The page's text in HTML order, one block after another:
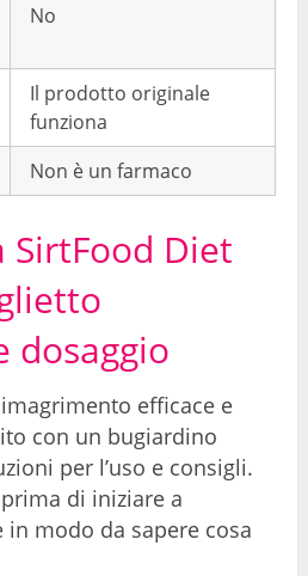
No
Il prodotto originale
funziona
Non è un farmaco
SirtFood Diet
dosaggio
efficace e
con un bugiardino
per l’uso e consigli.
di iniziare a
in modo da sapere cosa